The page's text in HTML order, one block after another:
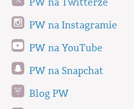
PW na Instagramie
PW na YouTube
PW na Snapchat
Blog PW